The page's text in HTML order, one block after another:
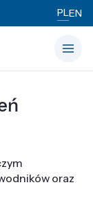
PLEN
oraz